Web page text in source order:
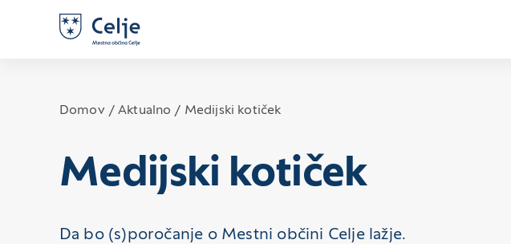
Domov Aktualno Medijski kotiček
Medijski kotiček
Da bo (s)poročanje o Mestni občini Celje lažje.